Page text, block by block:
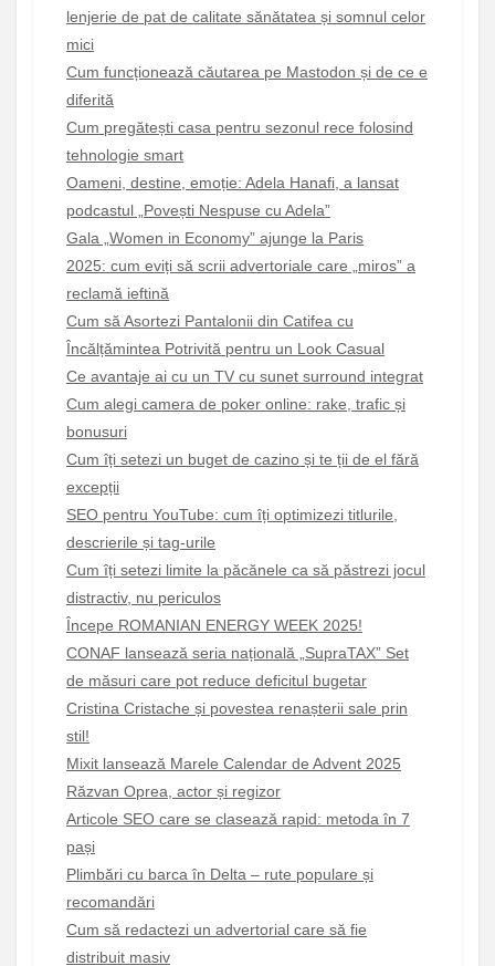
lenjerie de pat de calitate sănătatea și somnul celor
mici
Cum funcționează căutarea pe Mastodon și de ce e
diferită
Cum pregătești casa pentru sezonul rece folosind
tehnologie smart
Oameni, destine, emoție: Adela Hanafi, a lansat
podcastul „Povești Nespuse cu Adela”
Gala „Women in Economy” ajunge la Paris
2025: cum eviți să scrii advertoriale care „miros” a
reclamă ieftină
Cum să Asortezi Pantalonii din Catifea cu
Încălțămintea Potrivită pentru un Look Casual
Ce avantaje ai cu un TV cu sunet surround integrat
Cum alegi camera de poker online: rake, trafic și
bonusuri
Cum îți setezi un buget de cazino și te ții de el fără
excepții
SEO pentru YouTube: cum îți optimizezi titlurile,
descrierile și tag-urile
Cum îți setezi limite la păcănele ca să păstrezi jocul
distractiv, nu periculos
Începe ROMANIAN ENERGY WEEK 2025!
CONAF lansează seria națională „SupraTAX” Set
de măsuri care pot reduce deficitul bugetar
Cristina Cristache și povestea renașterii sale prin
stil!
Mixit lansează Marele Calendar de Advent 2025
Răzvan Oprea, actor și regizor
Articole SEO care se clasează rapid: metoda în 7
pași
Plimbări cu barca în Delta – rute populare și
recomandări
Cum să redactezi un advertorial care să fie
distribuit masiv